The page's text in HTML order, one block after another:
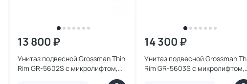
13 800 ₽
Унитаз подвесной Grossman Thin
Rim GR-5602S с микролифтом,
14 300 ₽
Унитаз подвесной Grossman
Rim GR-5603S с микролифтом,